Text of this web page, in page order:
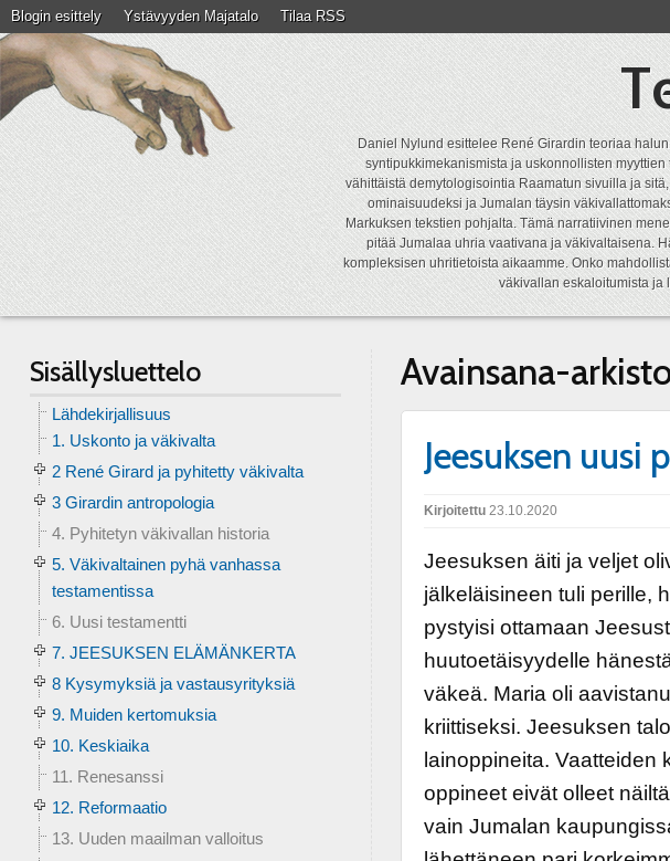
Blogin esittely Ystävyyden Majatalo Tilaa RSS
Daniel Nylund esittelee René Girardin teoriaa
syntipukkimekanismista ja uskonnollisten
vähittäistä demytologisointia Raamatun sivuilla ja
ominaisuudeksi ja Jumalan täysin
Markuksen tekstien pohjalta. Tämä narratiivinen
pitää Jumalaa uhria vaativana ja väkivaltaisena.
kompleksisen uhritietoista aikaamme. Onko
väkivallan eskaloitumista
Avainsana-
Jeesuksen uusi
Kirjoitettu23.10.2020
Jeesuksen äiti ja veljet
jälkeläisineen tuli perille,
pystyisi ottamaan
huutoetäisyydelle
väkeä. Maria oli
kriittiseksi. Jeesuksen
lainoppineita. Vaatteiden
oppineet eivät olleet
vain Jumalan
Sisällysluettelo
Lähdekirjallisuus
1. Uskonto ja väkivalta
2 René Girard ja pyhitetty väkivalta
3 Girardin antropologia
4. Pyhitetyn väkivallan historia
5. Väkivaltainen pyhä vanhassa
testamentissa
6. Uusi testamentti
7. JEESUKSEN ELÄMÄNKERTA
8 Kysymyksiä ja vastausyrityksiä
9. Muiden kertomuksia
10. Keskiaika
11. Renesanssi
12. Reformaatio
13. Uuden maailman valloitus